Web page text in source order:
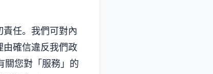
責任。我們可對內
確信違反我們政
關您對「服務」的